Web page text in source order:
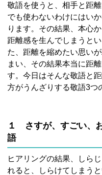
敬語を使うと、相手と距
でも使わないわけにはい
ります。その結果、本心
距離感を生んでしまうと
た、距離を縮めたい思い
まい、その結果本当に距
す。今日はそんな敬語と
方がうんざりする敬語3つ
１ さすが、すごい、
語
ヒアリングの結果、しら
れると、しらけてしまう